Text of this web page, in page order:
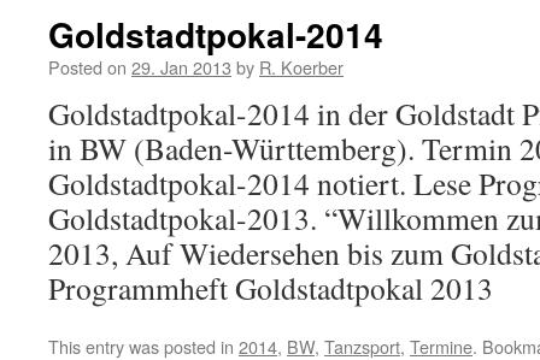
Goldstadtpokal-2014
Posted on 29. Jan 2013 by R. Koerber
Goldstadtpokal-2014 in der Goldstadt
in BW (Baden-Württemberg). Termin
Goldstadtpokal-2014 notiert. Lese
Goldstadtpokal-2013. “Willkommen
2013, Auf Wiedersehen bis zum
Programmheft Goldstadtpokal 2013
This entry was posted in 2014, BW, Tanzsport, Termine.